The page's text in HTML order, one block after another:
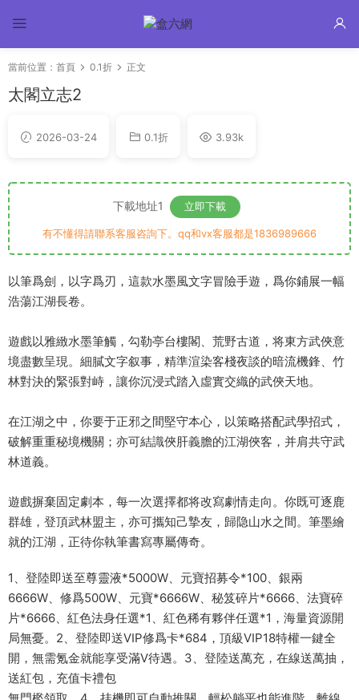
當前位置： 首頁 0.1折 正文
太閣立志2
2026-03-24 0.1折 3.93k
下載地址1 立即下載
有不懂得請聯系客服咨詢下。qq和vx客服都是1836989666
以筆爲劍，以字爲刃，這款水墨風文字冒險手遊，爲你鋪展一幅
浩蕩江湖長卷。
遊戲以雅緻水墨筆觸，勾勒亭台樓閣、荒野古道，将東方武俠意
境盡數呈現。細膩文字叙事，精準渲染客棧夜談的暗流機鋒、竹
林對決的緊張對峙，讓你沉浸式踏入虛實交織的武俠天地。
在江湖之中，你要于正邪之間堅守本心，以策略搭配武學招式，
破解重重秘境機關；亦可結識俠肝義膽的江湖俠客，并肩共守武
林道義。
遊戲摒棄固定劇本，每一次選擇都将改寫劇情走向。你既可逐鹿
群雄，登頂武林盟主，亦可攜知己摯友，歸隐山水之間。筆墨繪
就的江湖，正待你執筆書寫專屬傳奇。
1、登陸即送至尊靈液*5000W、元寶招募令*100、銀兩
6666W、修爲500W、元寶*6666W、秘笈碎片*6666、法寶碎
片*6666、紅色法身任選*1、紅色稀有夥伴任選*1，海量資源開
局無憂。2、登陸即送VIP修爲卡*684，頂級VIP18特權一鍵全
開，無需氪金就能享受滿V待遇。3、登陸送萬充，在線送萬抽，
送紅包，充值卡禮包